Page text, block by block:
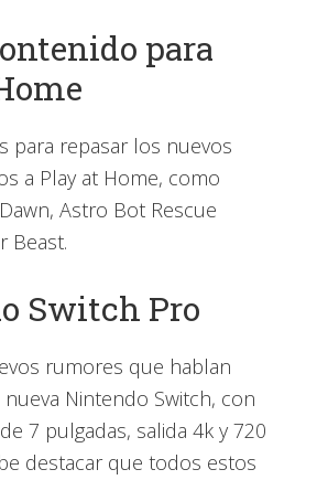
para
para repasar los nuevos
a Play at Home, como
Astro Bot Rescue
Beast.
Switch Pro
rumores que hablan
Nintendo Switch, con
7 pulgadas, salida 4k y 720
destacar que todos estos